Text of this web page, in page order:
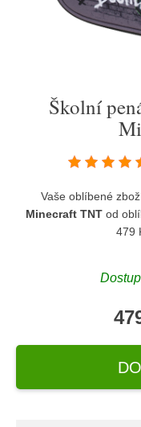
Školní
Vaše oblíbené
Minecraft TNTod
479